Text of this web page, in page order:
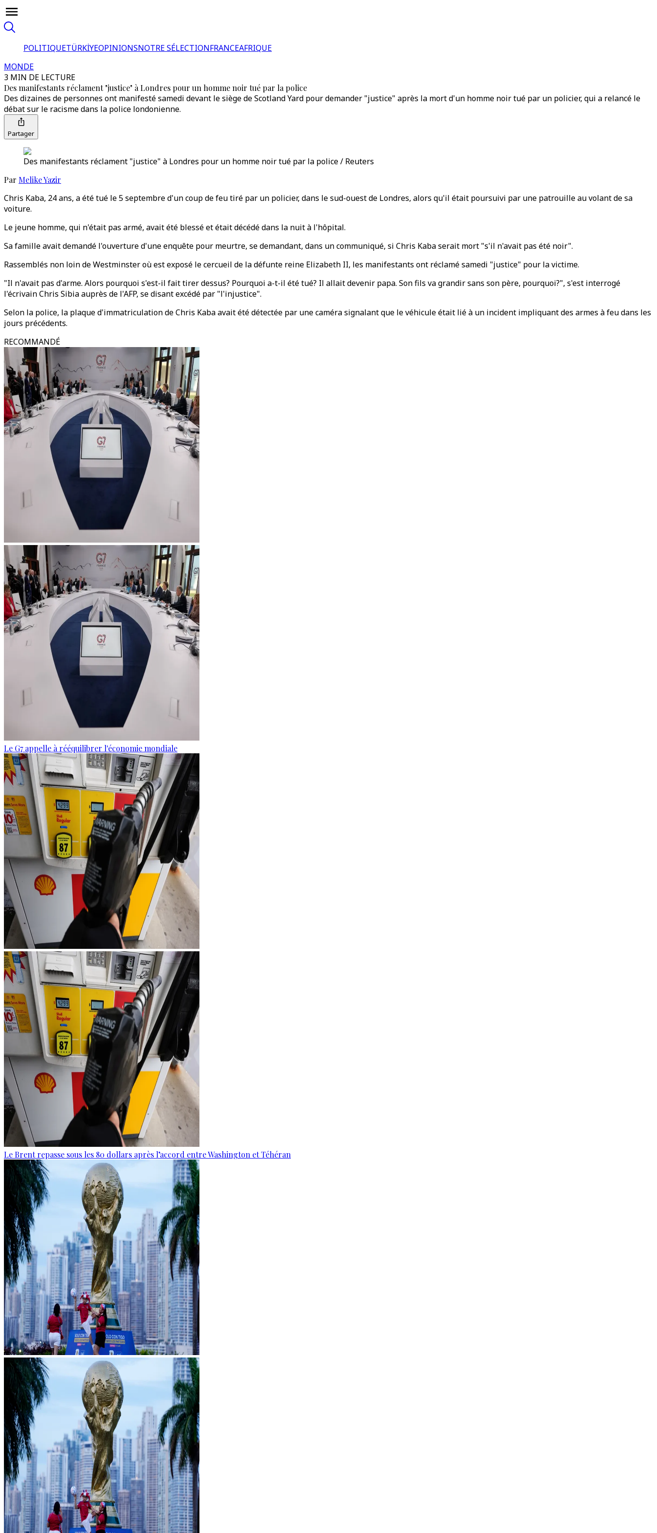
POLITIQUETÜRKİYEOPINIONSNOTRE SÉLECTIONFRANCEAFRIQUE
MONDE
3 MIN DE LECTURE
Des manifestants réclament "justice" à Londres pour un homme noir tué par la police
Des dizaines de personnes ont manifesté samedi devant le siège de Scotland Yard pour demander "justice" après la mort d'un homme noir tué par un policier, qui a relancé le
débat sur le racisme dans la police londonienne.
Partager
Des manifestants réclament "justice" à Londres pour un homme noir tué par la police / Reuters
Par Melike Yazir
Chris Kaba, 24 ans, a été tué le 5 septembre d'un coup de feu tiré par un policier, dans le sud-ouest de Londres, alors qu'il était poursuivi par une patrouille au volant de sa
voiture.
Le jeune homme, qui n'était pas armé, avait été blessé et était décédé dans la nuit à l'hôpital.
Sa famille avait demandé l'ouverture d'une enquête pour meurtre, se demandant, dans un communiqué, si Chris Kaba serait mort "s'il n'avait pas été noir".
Rassemblés non loin de Westminster où est exposé le cercueil de la défunte reine Elizabeth II, les manifestants ont réclamé samedi "justice" pour la victime.
"Il n'avait pas d'arme. Alors pourquoi s'est-il fait tirer dessus? Pourquoi a-t-il été tué? Il allait devenir papa. Son fils va grandir sans son père, pourquoi?", s'est interrogé
l'écrivain Chris Sibia auprès de l'AFP, se disant excédé par "l'injustice".
Selon la police, la plaque d'immatriculation de Chris Kaba avait été détectée par une caméra signalant que le véhicule était lié à un incident impliquant des armes à feu dans les
jours précédents.
RECOMMANDÉ
Le G7 appelle à rééquilibrer l'économie mondiale
Le Brent repasse sous les 80 dollars après l’accord entre Washington et Téhéran